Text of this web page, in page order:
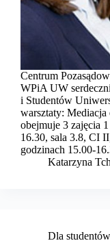
Centrum
WPiA UW
i Studentów
warsztaty:
obejmuje 3 zajęcia
16.30, sala 3.8, CI
godzinach 15.00-
Katarzyna
Dla studentów